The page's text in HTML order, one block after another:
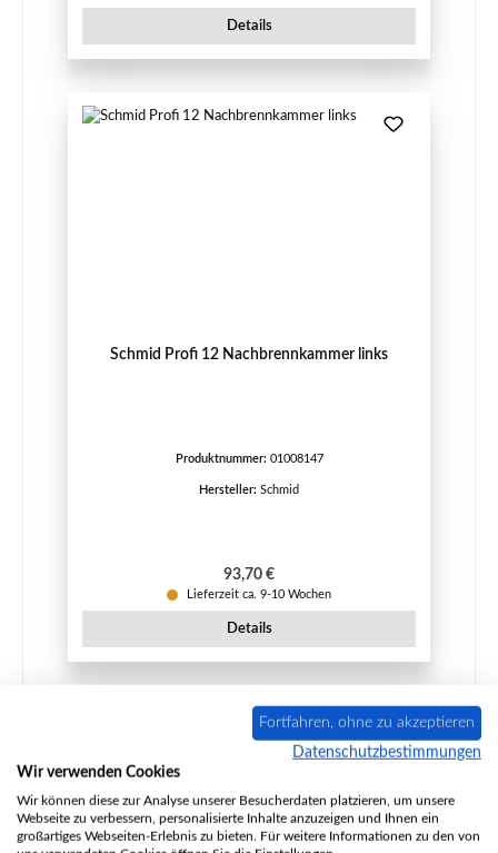
Details
Schmid Profi 12 Nachbrennkammer links
Produktnummer: 01008147
Hersteller: Schmid
Regulärer Preis:
93,70 €
Lieferzeit ca. 9-10 Wochen
Details
Fortfahren, ohne zu akzeptieren
Datenschutzbestimmungen
Wir verwenden Cookies
Wir können diese zur Analyse unserer Besucherdaten platzieren, um unsere
Webseite zu verbessern, personalisierte Inhalte anzuzeigen und Ihnen ein
großartiges Webseiten-Erlebnis zu bieten. Für weitere Informationen zu den von